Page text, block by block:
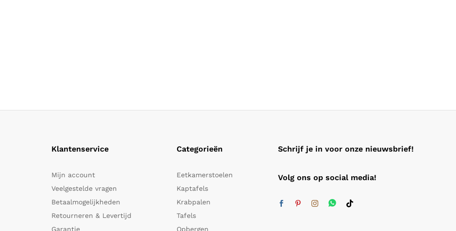
Klantenservice
Mijn account
Veelgestelde vragen
Betaalmogelijkheden
Retourneren & Levertijd
Garantie
Categorieën
Eetkamerstoelen
Kaptafels
Krabpalen
Tafels
Opbergen
Schrijf je in voor onze nieuwsbrief!
Volg ons op social media!